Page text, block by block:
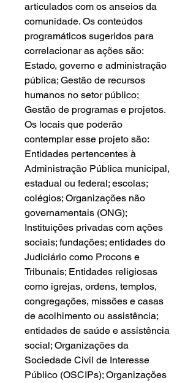
articulados com os anseios da
comunidade. Os conteúdos
programáticos sugeridos para
correlacionar as ações são:
Estado, governo e administração
pública; Gestão de recursos
humanos no setor público;
Gestão de programas e projetos.
Os locais que poderão
contemplar esse projeto são:
Entidades pertencentes à
Administração Pública municipal,
estadual ou federal; escolas;
colégios; Organizações não
governamentais (ONG);
Instituições privadas com ações
sociais; fundações; entidades do
Judiciário como Procons e
Tribunais; Entidades religiosas
como igrejas, ordens, templos,
congregações, missões e casas
de acolhimento ou assistência;
entidades de saúde e assistência
social; Organizações da
Sociedade Civil de Interesse
Público (OSCIPs); Organizações